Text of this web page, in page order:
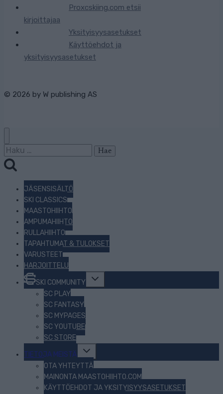
Proxcskiing.com etsii
kirjoittajaa
Yksityisyysasetukset
Käyttöehdot ja
yksityisyysasetukset
© 2026 by W publishing AS
Haku:
JÄSENSISÄLTÖ
SKI CLASSICS
MAASTOHIIHTO
AMPUMAHIIHTO
RULLAHIIHTO
TAPAHTUMAT & TULOKSET
VARUSTEET
HARJOITTELU
SKI COMMUNITY
Toggle
child
menu
SC PLAY
SC FANTASY
SC MYPAGES
SC YOUTUBE
SC STORE
TIETOJA MEISTÄ
Toggle
child
menu
OTA YHTEYTTÄ
MAINONTA MAASTOHIIHTO.COM
KÄYTTÖEHDOT JA YKSITYISYYSASETUKSET